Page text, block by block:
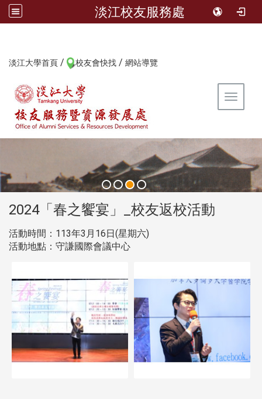
淡江校友服務處
淡江大學首頁 / 校友會快找 / 網站導覽
Toggle
2024「春之饗宴」_校友返校活動
活動時間：113年3月16日(星期六)
活動地點：守謙國際會議中心